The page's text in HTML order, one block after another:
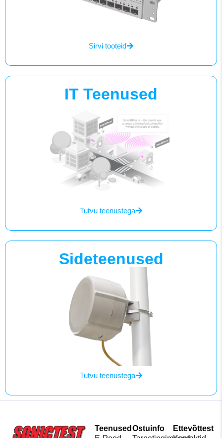
Sirvi tooteid
IT Teenused
Tutvu teenustega
Sideteenused
Tutvu teenustega
Teenused Ostuinfo
Ettevõttest